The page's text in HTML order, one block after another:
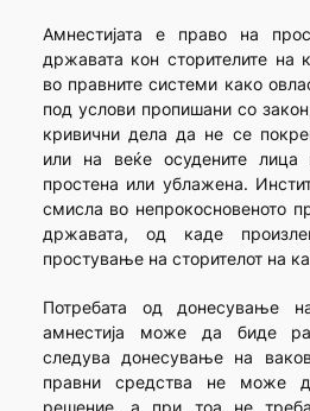
Амнестијата е право на
државата кон сторителите на
во правните системи како
под услови пропишани со
кривични дела да не се
или на веќе осудените
простена или ублажена.
смисла во непрокосновеното
државата, од каде
простување на сторителот на
Потребата од донесување
амнестија може да биде
следува донесување на
правни средства не може